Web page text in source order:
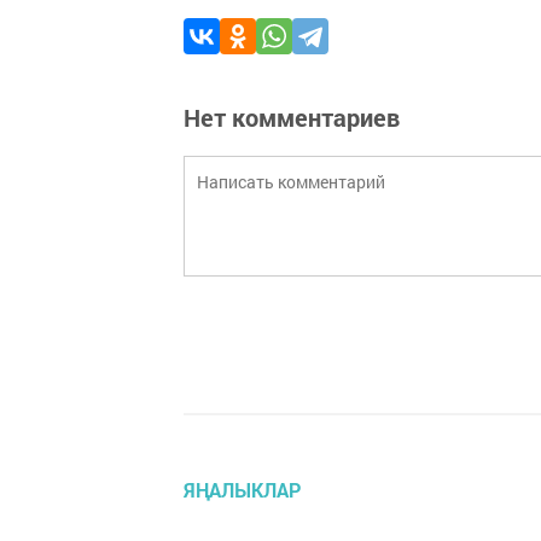
Нет комментариев
ЯҢАЛЫКЛАР